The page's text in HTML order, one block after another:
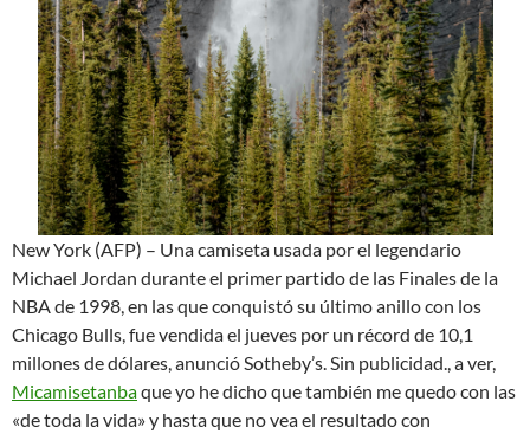
New York (AFP) – Una camiseta usada por el legendario
Michael Jordan durante el primer partido de las Finales de la
NBA de 1998, en las que conquistó su último anillo con los
Chicago Bulls, fue vendida el jueves por un récord de 10,1
millones de dólares, anunció Sotheby’s. Sin publicidad., a ver,
Micamisetanbaque yo he dicho que también me quedo con las
«de toda la vida» y hasta que no vea el resultado con